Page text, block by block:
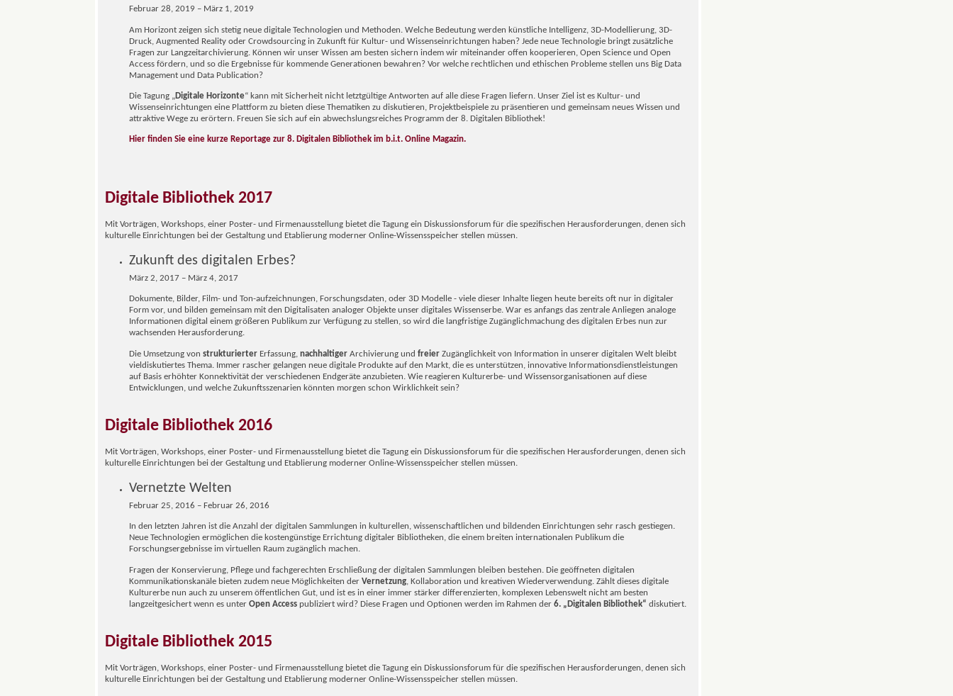
Februar 28, 2019 – März 1, 2019
Am Horizont zeigen sich stetig neue digitale Technologien und Methoden. Welche Bedeutung werden künstliche Intelligenz, 3D-Modellierung, 3D-
Druck, Augmented Reality oder Crowdsourcing in Zukunft für Kultur- und Wissenseinrichtungen haben? Jede neue Technologie bringt zusätzliche
Fragen zur Langzeitarchivierung. Können wir unser Wissen am besten sichern indem wir miteinander offen kooperieren, Open Science und Open
Access fördern, und so die Ergebnisse für kommende Generationen bewahren? Vor welche rechtlichen und ethischen Probleme stellen uns Big Data
Management und Data Publication?
Die Tagung „Digitale Horizonte“ kann mit Sicherheit nicht letztgültige Antworten auf alle diese Fragen liefern. Unser Ziel ist es Kultur- und
Wissenseinrichtungen eine Plattform zu bieten diese Thematiken zu diskutieren, Projektbeispiele zu präsentieren und gemeinsam neues Wissen und
attraktive Wege zu erörtern. Freuen Sie sich auf ein abwechslungsreiches Programm der 8. Digitalen Bibliothek!
Hier finden Sie eine kurze Reportage zur 8. Digitalen Bibliothek im b.i.t. Online Magazin.
Digitale Bibliothek 2017
Mit Vorträgen, Workshops, einer Poster- und Firmenausstellung bietet die Tagung ein Diskussionsforum für die spezifischen Herausforderungen, denen sich
kulturelle Einrichtungen bei der Gestaltung und Etablierung moderner Online-Wissensspeicher stellen müssen.
Zukunft des digitalen Erbes?
März 2, 2017 – März 4, 2017
Dokumente, Bilder, Film- und Ton-aufzeichnungen, Forschungsdaten, oder 3D Modelle - viele dieser Inhalte liegen heute bereits oft nur in digitaler
Form vor, und bilden gemeinsam mit den Digitalisaten analoger Objekte unser digitales Wissenserbe. War es anfangs das zentrale Anliegen analoge
Informationen digital einem größeren Publikum zur Verfügung zu stellen, so wird die langfristige Zugänglichmachung des digitalen Erbes nun zur
wachsenden Herausforderung.
Die Umsetzung von strukturierterErfassung, nachhaltigerArchivierung und freierZugänglichkeit von Information in unserer digitalen Welt bleibt
vieldiskutiertes Thema. Immer rascher gelangen neue digitale Produkte auf den Markt, die es unterstützen, innovative Informationsdienstleistungen
auf Basis erhöhter Konnektivität der verschiedenen Endgeräte anzubieten. Wie reagieren Kulturerbe- und Wissensorganisationen auf diese
Entwicklungen, und welche Zukunftsszenarien könnten morgen schon Wirklichkeit sein?
Digitale Bibliothek 2016
Mit Vorträgen, Workshops, einer Poster- und Firmenausstellung bietet die Tagung ein Diskussionsforum für die spezifischen Herausforderungen, denen sich
kulturelle Einrichtungen bei der Gestaltung und Etablierung moderner Online-Wissensspeicher stellen müssen.
Vernetzte Welten
Februar 25, 2016 – Februar 26, 2016
In den letzten Jahren ist die Anzahl der digitalen Sammlungen in kulturellen, wissenschaftlichen und bildenden Einrichtungen sehr rasch gestiegen.
Neue Technologien ermöglichen die kostengünstige Errichtung digitaler Bibliotheken, die einem breiten internationalen Publikum die
Forschungsergebnisse im virtuellen Raum zugänglich machen.
Fragen der Konservierung, Pflege und fachgerechten Erschließung der digitalen Sammlungen bleiben bestehen. Die geöffneten digitalen
Kommunikationskanäle bieten zudem neue Möglichkeiten der Vernetzung, Kollaboration und kreativen Wiederverwendung. Zählt dieses digitale
Kulturerbe nun auch zu unserem öffentlichen Gut, und ist es in einer immer stärker differenzierten, komplexen Lebenswelt nicht am besten
langzeitgesichert wenn es unter Open Accesspubliziert wird? Diese Fragen und Optionen werden im Rahmen der 6. „Digitalen Bibliothek“ diskutiert.
Digitale Bibliothek 2015
Mit Vorträgen, Workshops, einer Poster- und Firmenausstellung bietet die Tagung ein Diskussionsforum für die spezifischen Herausforderungen, denen sich
kulturelle Einrichtungen bei der Gestaltung und Etablierung moderner Online-Wissensspeicher stellen müssen.